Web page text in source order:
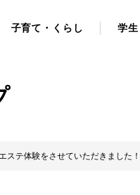
子育て・くらし 学生
ステ体験をさせていただきました！